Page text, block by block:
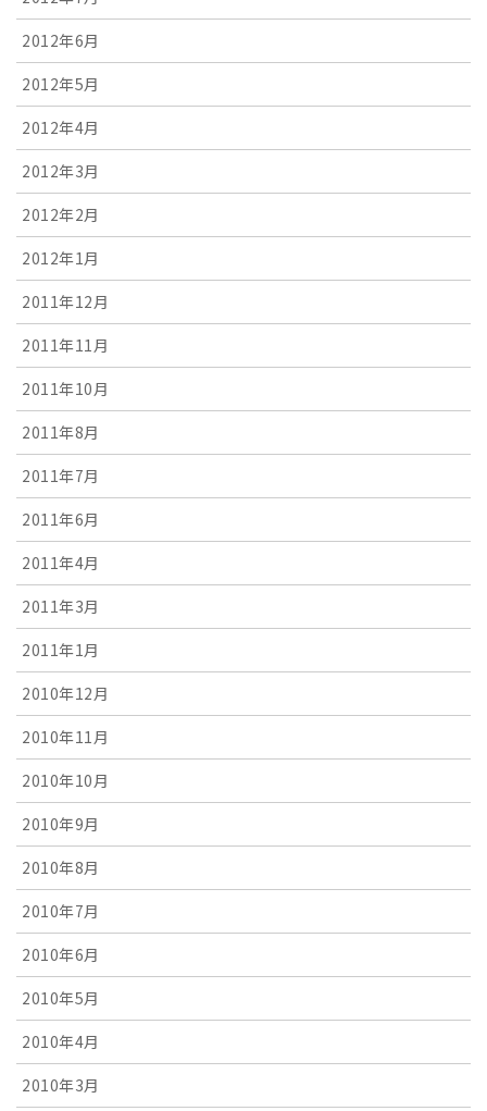
2012年6月
2012年5月
2012年4月
2012年3月
2012年2月
2012年1月
2011年12月
2011年11月
2011年10月
2011年8月
2011年7月
2011年6月
2011年4月
2011年3月
2011年1月
2010年12月
2010年11月
2010年10月
2010年9月
2010年8月
2010年7月
2010年6月
2010年5月
2010年4月
2010年3月